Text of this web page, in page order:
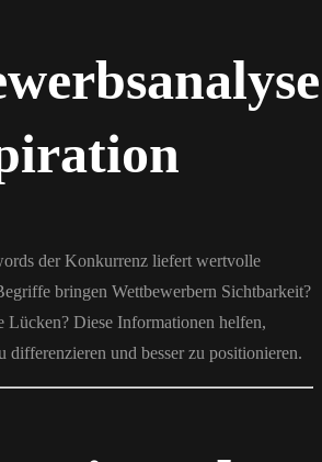
der Konkurrenz liefert wertvolle
bringen Wettbewerbern Sichtbarkeit?
Lücken? Diese Informationen helfen,
differenzieren und besser zu positionieren.